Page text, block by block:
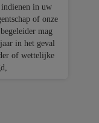
in uw
of onze
mag
in het geval
of wettelijke